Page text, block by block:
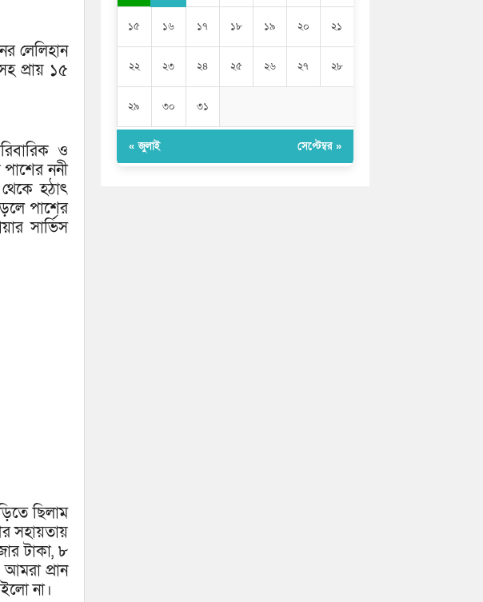
লেলিহান
প্রায় ১৫
ও
পাশের ননী
হঠাৎ
পাশের
সার্ভিস
ছিলাম
সহায়তায়
টাকা, ৮
আমরা প্রান
না।
১৫ ১৬ ১৭ ১৮ ১৯ ২০ ২১
২২ ২৩ ২৪ ২৫ ২৬ ২৭ ২৮
২৯ ৩০ ৩১
« জুলাই সেপ্টেম্বর »